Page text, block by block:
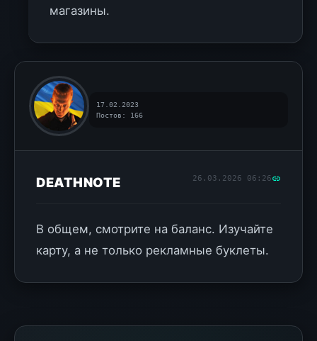
магазины.
17.02.2023
Постов: 166
DEATHNOTE 26.03.2026 06:26
В общем, смотрите на баланс. Изучайте
карту, а не только рекламные буклеты.